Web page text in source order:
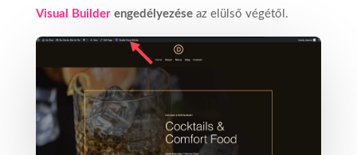
Visual Builderengedélyezéseaz elülső végétől.